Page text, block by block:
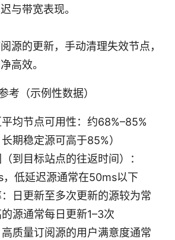
与带宽表现。
源的更新，手动清理失效节点，
高效。
考（示例性数据）
均节点可用性：约68%–85%
长期稳定源可高于85%）
到目标站点的往返时间）：
低延迟源通常在50ms以下
日更新至多次更新的源较为常
源通常每日更新1–3次
质量订阅源的用户满意度通常